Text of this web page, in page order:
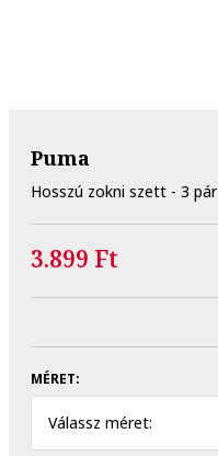
Puma
Hosszú zokni szett - 3 pár
3.899 Ft
MÉRET:
Válassz méret: